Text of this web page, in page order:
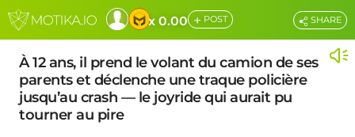
x 0.00 + POST
À 12 ans, il prend le volant du camion de ses
parents et déclenche une traque policière
jusqu’au crash — le joyride qui aurait pu
tourner au pire
SHARE